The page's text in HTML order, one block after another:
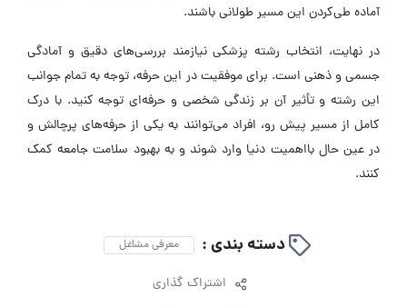
آماده طی‌کردن این مسیر طولانی باشند.
در نهایت، انتخاب رشته پزشکی نیازمند بررسی‌های دقیق و آمادگی
جسمی و ذهنی است. برای موفقیت در این حرفه، توجه به تمام جوانب
این رشته و تأثیر آن بر زندگی شخصی و حرفه‌ای توجه کنید. با درک
کامل از مسیر پیش رو، افراد می‌توانند به یکی از حرفه‌های پرچالش و
در عین حال بااهمیت دنیا وارد شوند و به بهبود سلامت جامعه کمک
کنند.
دسته بندی : معرفی مشاغل
اشتراک گذاری